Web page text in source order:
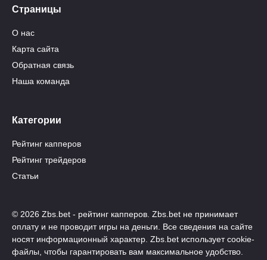
Страницы
О нас
Карта сайта
Обратная связь
Наша команда
Категории
Рейтинг капперов
Рейтинг трейдеров
Статьи
© 2026 Zbs.bet - рейтинг капперов. Zbs.bet не принимает
оплату и не проводит игры на деньги. Все сведения на сайте
носят информационный характер. Zbs.bet использует cookie-
файлы, чтобы гарантировать вам максимальное удобство.